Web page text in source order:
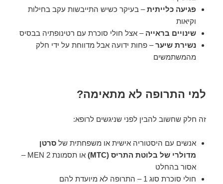
פגיעה כלייתית– בעיקר כשיש התייבשות עקב בחילות
וקיאות
שינויים בראייה – אצל חולי סוכרת עם רטינופתיה בבסיס
נשירת שיער– פחות ידועה אבל מדווחת על ידי חלק
מהמשתמשים
למי התרופה לא מתאימה?
זה חלק שחשוב להבין לפני שניגשים לרופא:
אנשים עם היסטוריה אישית או משפחתית שלסרטן
מדולרי של בלוטת התריס (MTC)
או תסמונת MEN 2 –
אסור בהחלט
חולי סוכרת סוג 1 – התרופה לא מיועדת להם